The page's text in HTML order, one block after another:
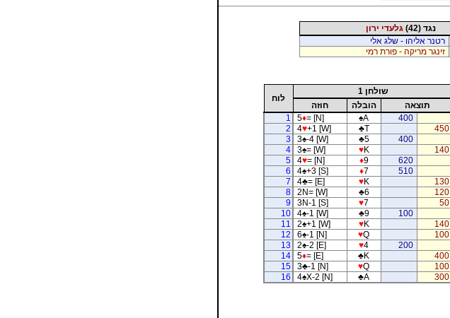
נגד (42)
גלעדי ירון
רטנר אליהו - שלג אלי
זינגר מריקה - פורת רמי
שולחן 1
לוח
תוצאה הובלה
חוזה
400
♠A
5♦= [N]
1
450
♣T
4♥+1 [W]
2
400
♣5
3♠-4 [W]
3
140
♥K
3♠= [W]
4
620
♦9
4♥= [N]
5
510
♦7
4♠+3 [S]
6
130
♥K
4♣= [E]
7
120
♣6
2N= [W]
8
50
♥7
3N-1 [S]
9
100
♣9
4♠-1 [W]
10
140
♥K
2♠+1 [W]
11
100
♥Q
6♠-1 [N]
12
200
♥4
2♠-2 [E]
13
400
♣K
5♦= [E]
14
100
♥Q
3♣-1 [N]
15
300
♣A
4♠X-2 [N]
16